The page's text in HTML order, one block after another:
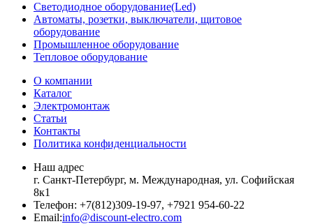
Светодиодное оборудование(Led)
Автоматы, розетки, выключатели, щитовое
оборудование
Промышленное оборудование
Тепловое оборудование
О компании
Каталог
Электромонтаж
Статьи
Контакты
Политика конфиденциальности
Наш адрес
г. Санкт-Петербург, м. Международная, ул. Софийская
8к1
Телефон: +7(812)309-19-97, +7921 954-60-22
Email:info@discount-electro.com